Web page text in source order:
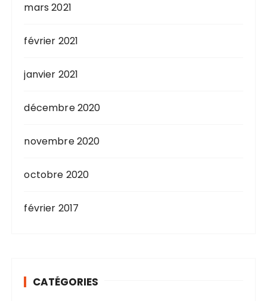
mars 2021
février 2021
janvier 2021
décembre 2020
novembre 2020
octobre 2020
février 2017
CATÉGORIES